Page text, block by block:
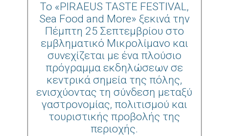
Το «PIRAEUS TASTE FESTIVAL,
Sea Food and More» ξεκινά την
Πέμπτη 25 Σεπτεμβρίου στο
εμβληματικό Μικρολίμανο και
συνεχίζεται με ένα πλούσιο
πρόγραμμα εκδηλώσεων σε
κεντρικά σημεία της πόλης,
ενισχύοντας τη σύνδεση μεταξύ
γαστρονομίας, πολιτισμού και
τουριστικής προβολής της
περιοχής.